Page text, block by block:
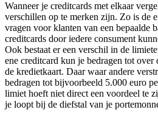
Wanneer je creditcards met elkaar
verschillen op te merken zijn. Zo is de
vragen voor klanten van een bepaalde
creditcards door iedere consument
Ook bestaat er een verschil in de
ene creditcard kun je bedragen tot
de kredietkaart. Daar waar andere
bedragen tot bijvoorbeeld 5.000 euro
limiet hoeft niet direct een voordeel te
je loopt bij de diefstal van je